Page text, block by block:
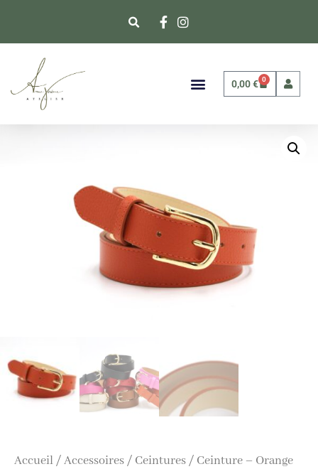
0,00€ 0
Accueil /Accessoires / Ceintures / Ceinture – Orange